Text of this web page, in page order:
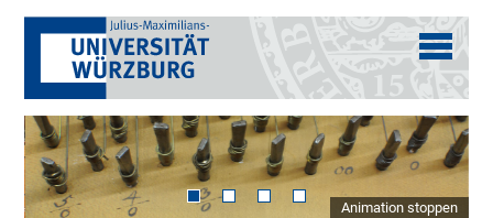
Animation stoppen